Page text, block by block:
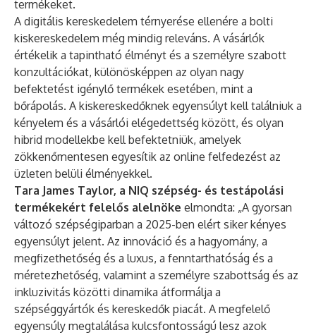
termékeket.
A digitális kereskedelem térnyerése ellenére a bolti
kiskereskedelem még mindig releváns. A vásárlók
értékelik a tapintható élményt és a személyre szabott
konzultációkat, különösképpen az olyan nagy
befektetést igénylő termékek esetében, mint a
bőrápolás. A kiskereskedőknek egyensúlyt kell találniuk a
kényelem és a vásárlói elégedettség között, és olyan
hibrid modellekbe kell befektetniük, amelyek
zökkenőmentesen egyesítik az online felfedezést az
üzleten belüli élményekkel.
Tara James Taylor, a NIQ szépség- és testápolási
termékekért felelős alelnöke elmondta: „A gyorsan
változó szépségiparban a 2025-ben elért siker kényes
egyensúlyt jelent. Az innováció és a hagyomány, a
megfizethetőség és a luxus, a fenntarthatóság és a
méretezhetőség, valamint a személyre szabottság és az
inkluzivitás közötti dinamika átformálja a
szépséggyártók és kereskedők piacát. A megfelelő
egyensúly megtalálása kulcsfontosságú lesz azok